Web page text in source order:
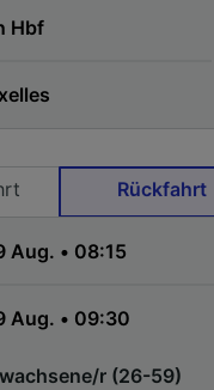
Rückfahrt
r (26-59)